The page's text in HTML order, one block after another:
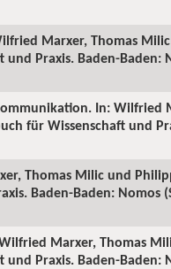
Marxer, Thomas
Praxis. Baden-
In: Wilfried
für Wissenschaft und
Thomas Milic und
Baden-Baden:
Marxer, Thomas
Praxis. Baden-